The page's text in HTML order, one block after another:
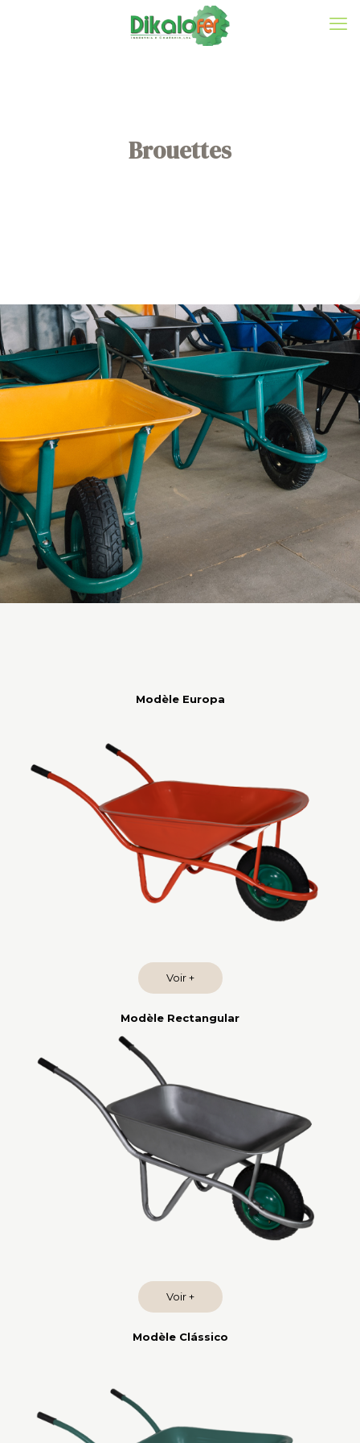
Brouettes
Modèle Europa
Voir +
Modèle Rectangular
Voir +
Modèle Clássico